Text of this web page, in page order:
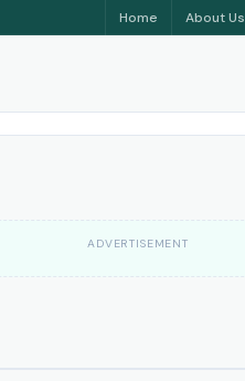
Home About Us
ADVERTISEMENT